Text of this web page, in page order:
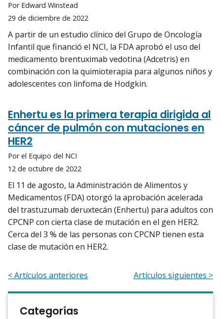
Por Edward Winstead
29 de diciembre de 2022
A partir de un estudio clínico del Grupo de Oncología
Infantil que financió el NCI, la FDA aprobó el uso del
medicamento brentuximab vedotina (Adcetris) en
combinación con la quimioterapia para algunos niños y
adolescentes con linfoma de Hodgkin.
Enhertu es la primera terapia dirigida al
cáncer de pulmón con mutaciones en
HER2
Por el Equipo del NCI
12 de octubre de 2022
El 11 de agosto, la Administración de Alimentos y
Medicamentos (FDA) otorgó la aprobación acelerada
del trastuzumab deruxtecán (Enhertu) para adultos con
CPCNP con cierta clase de mutación en el gen HER2.
Cerca del 3 % de las personas con CPCNP tienen esta
clase de mutación en HER2.
< Artículos anteriores Artículos siguientes >
Categorías